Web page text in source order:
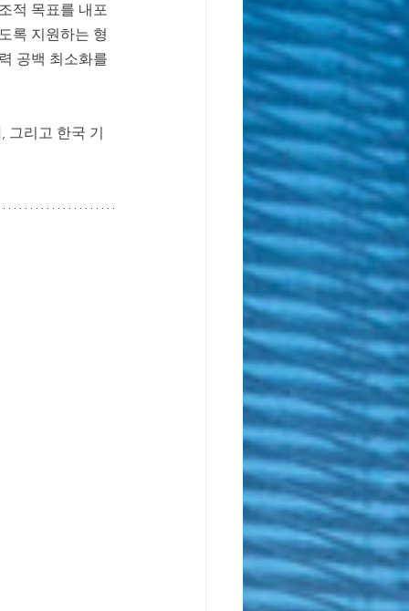
적 목표를 내포
록 지원하는 형
공백 최소화를
, 그리고 한국 기